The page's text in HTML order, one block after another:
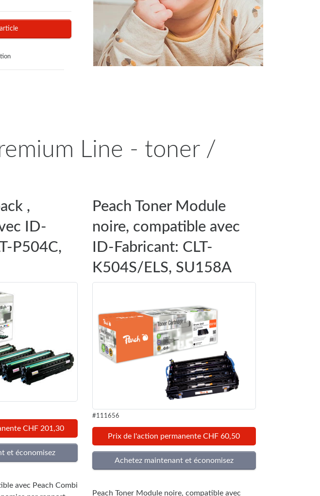
Line - toner /
,
ID-
P504C,
CHF 201,30
avec Peach Combi
Peach Toner Module
noire, compatible avec
ID-Fabricant: CLT-
K504S/ELS, SU158A
#111656
Prix de l'action permanente CHF 60,50
Peach Toner Module noire, compatible avec